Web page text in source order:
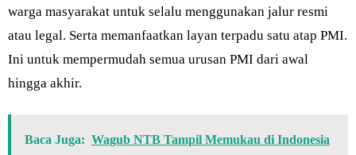
warga masyarakat untuk selalu menggunakan jalur resmi
atau legal. Serta memanfaatkan layan terpadu satu atap PMI.
Ini untuk mempermudah semua urusan PMI dari awal
hingga akhir.
Baca Juga: Wagub NTB Tampil Memukau di Indonesia